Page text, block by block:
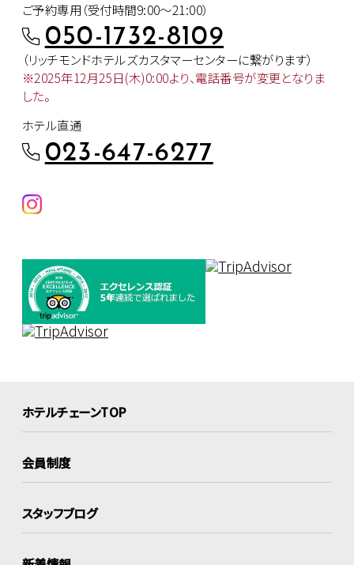
ご予約専用（受付時間9:00～21:00）
050-1732-8109
（リッチモンドホテルズカスタマーセンターに繋がります）
※2025年12月25日(木)0:00より、電話番号が変更となりま
した。
ホテル直通
023-647-6277
ホテルチェーンTOP
会員制度
スタッフブログ